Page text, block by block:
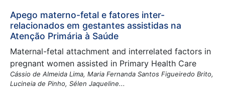
Apego materno-fetal e fatores inter-
relacionados em gestantes assistidas na
Atenção Primária à Saúde
Maternal-fetal attachment and interrelated factors in
pregnant women assisted in Primary Health Care
Cássio de Almeida Lima, Maria Fernanda Santos Figueiredo Brito,
Lucineia de Pinho, Sélen Jaqueline...